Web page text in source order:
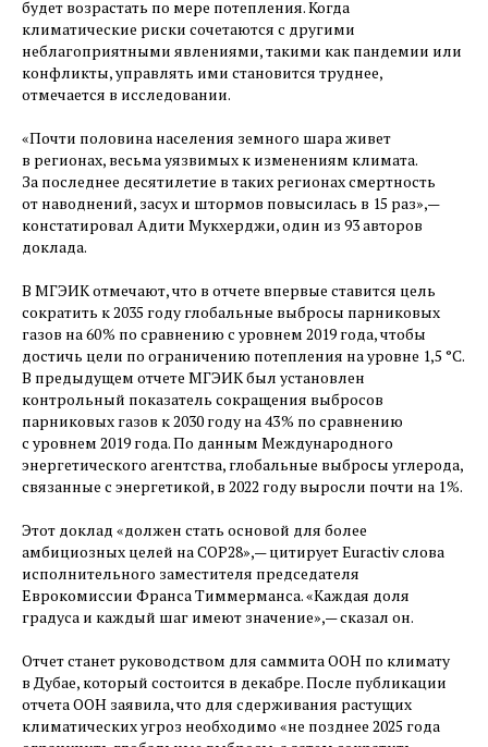
будет возрастать по мере потепления. Когда
климатические риски сочетаются с другими
неблагоприятными явлениями, такими как пандемии или
конфликты, управлять ими становится труднее,
отмечается в исследовании.
«Почти половина населения земного шара живет
в регионах, весьма уязвимых к изменениям климата.
За последнее десятилетие в таких регионах смертность
от наводнений, засух и штормов повысилась в 15 раз», —
констатировал Адити Мукхерджи, один из 93 авторов
доклада.
В МГЭИК отмечают, что в отчете впервые ставится цель
сократить к 2035 году глобальные выбросы парниковых
газов на 60 % по сравнению с уровнем 2019 года, чтобы
достичь цели по ограничению потепления на уровне 1,5 °C.
В предыдущем отчете МГЭИК был установлен
контрольный показатель сокращения выбросов
парниковых газов к 2030 году на 43 % по сравнению
с уровнем 2019 года. По данным Международного
энергетического агентства, глобальные выбросы углерода,
связанные с энергетикой, в 2022 году выросли почти на 1 %.
Этот доклад «должен стать основой для более
амбициозных целей на COP28», — ​цитирует Euractiv слова
исполнительного заместителя председателя
Еврокомиссии Франса Тиммерманса. «Каждая доля
градуса и каждый шаг имеют значение», — ​сказал он.
Отчет станет руководством для саммита ООН по климату
в Дубае, который состоится в декабре. После публикации
отчета ООН заявила, что для сдерживания растущих
климатических угроз необходимо «не позднее 2025 года